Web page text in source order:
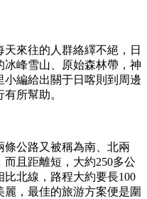
來往的人群絡繹不絕，日
峰雪山、原始森林帶，神
編給出關于日喀則到周邊
所幫助。
條公路又被稱為南、北兩
且距離短，大約250多公
北線，路程大約要長100
，最佳的旅游方案便是圍